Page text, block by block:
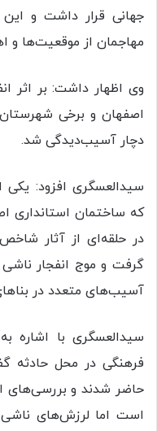
جهانی قرار داشت و
مهاجمان از موقعیت‌ها و
وی اظهار داشت: بر اثر
دچار آسیب‌دیدگی شد.
سیدالعسگری افزود:
که ساختمان استانداری
در حلقه‌ای از آثار شاخص
گرفت و موج انفجار ناشی
آسیب‌های متعدد در
سیدالعسگری با اشاره
فرهنگی در محل حادثه
حاضر شدند و بررسی‌های
است اما لرزش‌های